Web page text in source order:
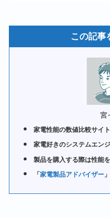
この記事
宮
家電性能の数値比較サイト
家電好きのシステムエン
製品を購入する際は性能
「家電製品アドバイザー